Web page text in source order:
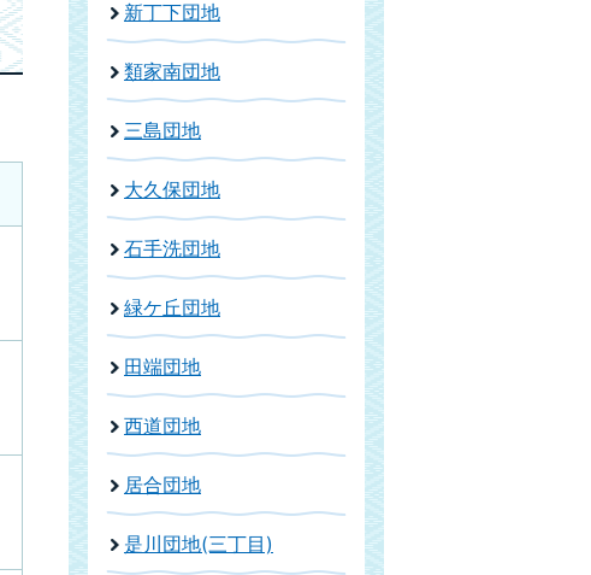
新丁下団地
類家南団地
三島団地
大久保団地
石手洗団地
緑ケ丘団地
田端団地
西道団地
居合団地
是川団地(三丁目)